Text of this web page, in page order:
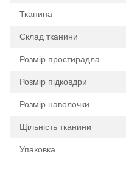
Тканина
Склад тканини
Розмір простирадла
Розмір підковдри
Розмір наволочки
Щільність тканини
Упаковка